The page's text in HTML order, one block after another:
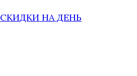
СКИДКИ НА ДЕНЬ